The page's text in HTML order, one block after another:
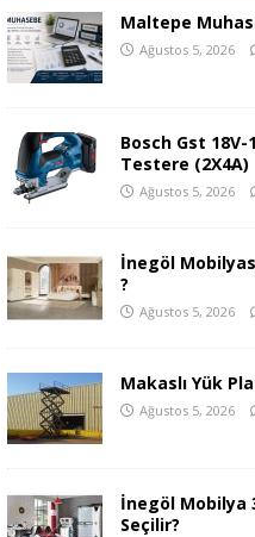
Maltepe
Ağustos 5, 2026
Bosch Gst 18V-
Testere (2X4A)
Ağustos 5, 2026
İnegöl
?
Ağustos 5, 2026
Makaslı Yük
Ağustos 5, 2026
İnegöl Mobilya
Seçilir?